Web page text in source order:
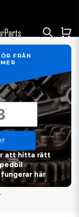
FRÅN
att hitta rätt
här